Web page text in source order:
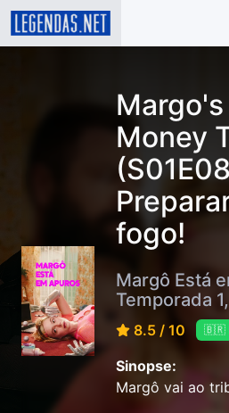
Money
fogo!
Margô Está
Temporada
8.5 / 10 🇧🇷
Sinopse:
Margô vai ao